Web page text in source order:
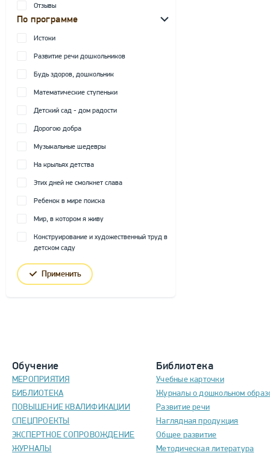
Отзывы
По программе
Истоки
Развитие речи дошкольников
Будь здоров, дошкольник
Математические ступеньки
Детский сад - дом радости
Дорогою добра
Музыкальные шедевры
На крыльях детства
Этих дней не смолкнет слава
Ребенок в мире поиска
Мир, в котором я живу
Конструирование и художественный труд в
детском саду
Применить
Обучение
МЕРОПРИЯТИЯ
БИБЛИОТЕКА
ПОВЫШЕНИЕ КВАЛИФИКАЦИИ
СПЕЦПРОЕКТЫ
ЭКСПЕРТНОЕ СОПРОВОЖДЕНИЕ
ЖУРНАЛЫ
Библиотека
Учебные карточки
Журналы о дошкольном
Развитие речи
Наглядная продукция
Общее развитие
Методическая литература